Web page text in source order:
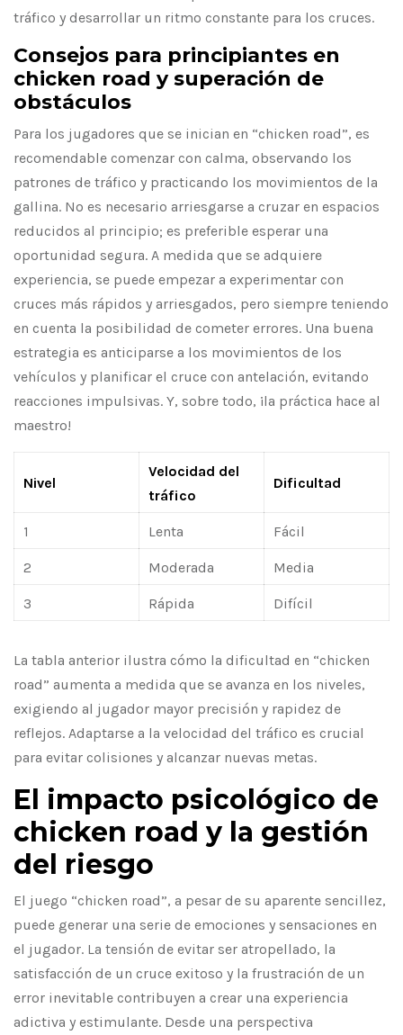
tráfico y desarrollar un ritmo constante para los cruces.
Consejos para principiantes en
chicken road y superación de
obstáculos
Para los jugadores que se inician en “chicken road”, es
recomendable comenzar con calma, observando los
patrones de tráfico y practicando los movimientos de la
gallina. No es necesario arriesgarse a cruzar en espacios
reducidos al principio; es preferible esperar una
oportunidad segura. A medida que se adquiere
experiencia, se puede empezar a experimentar con
cruces más rápidos y arriesgados, pero siempre teniendo
en cuenta la posibilidad de cometer errores. Una buena
estrategia es anticiparse a los movimientos de los
vehículos y planificar el cruce con antelación, evitando
reacciones impulsivas. Y, sobre todo, ¡la práctica hace al
maestro!
Nivel
Velocidad del
tráfico
Dificultad
1 Lenta Fácil
2 Moderada Media
3 Rápida Difícil
La tabla anterior ilustra cómo la dificultad en “chicken
road” aumenta a medida que se avanza en los niveles,
exigiendo al jugador mayor precisión y rapidez de
reflejos. Adaptarse a la velocidad del tráfico es crucial
para evitar colisiones y alcanzar nuevas metas.
El impacto psicológico de
chicken road y la gestión
del riesgo
El juego “chicken road”, a pesar de su aparente sencillez,
puede generar una serie de emociones y sensaciones en
el jugador. La tensión de evitar ser atropellado, la
satisfacción de un cruce exitoso y la frustración de un
error inevitable contribuyen a crear una experiencia
adictiva y estimulante. Desde una perspectiva